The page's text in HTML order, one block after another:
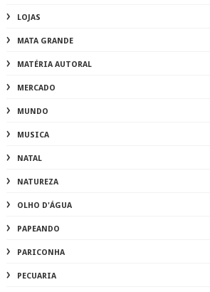
LOJAS
MATA GRANDE
MATÉRIA AUTORAL
MERCADO
MUNDO
MUSICA
NATAL
NATUREZA
OLHO D'ÁGUA
PAPEANDO
PARICONHA
PECUARIA